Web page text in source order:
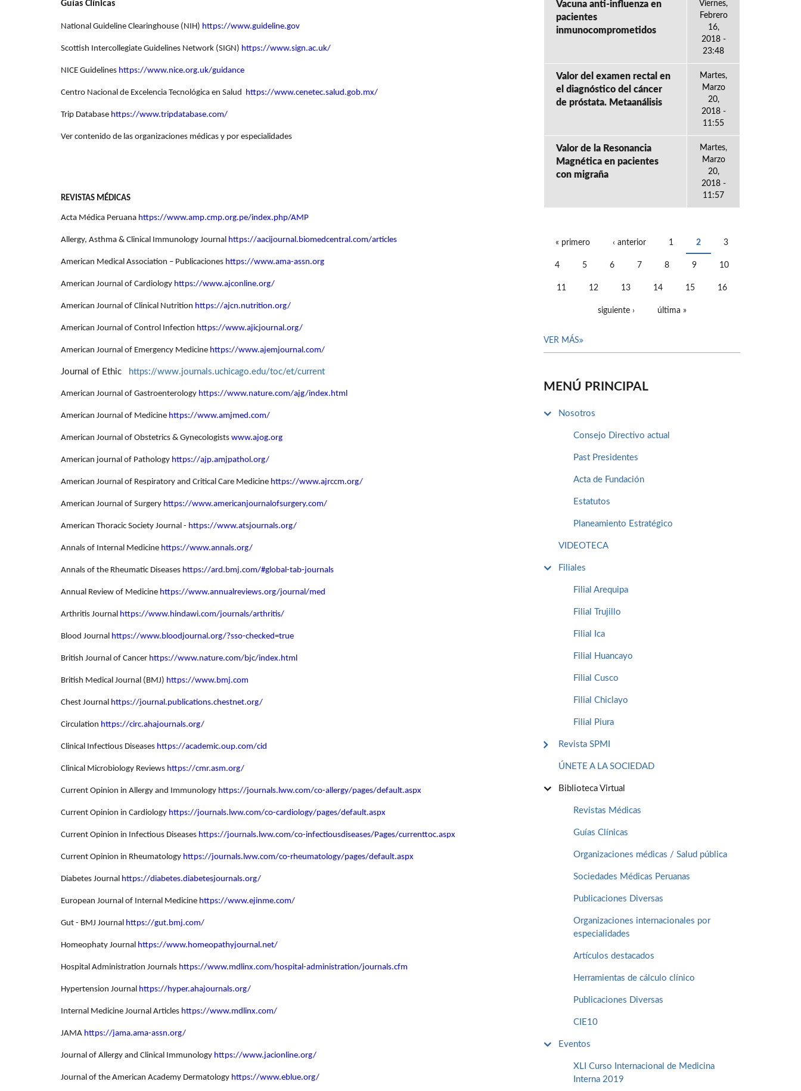
Guías Clínicas
National Guideline Clearinghouse (NIH) https://www.guideline.gov
Scottish Intercollegiate Guidelines Network (SIGN) https://www.sign.ac.uk/
NICE Guidelines https://www.nice.org.uk/guidance
Centro Nacional de Excelencia Tecnológica en Salud https://www.cenetec.salud.gob.mx/
Trip Database https://www.tripdatabase.com/
Ver contenido de las organizaciones médicas y por especialidades
REVISTAS MÉDICAS
Acta Médica Peruana https://www.amp.cmp.org.pe/index.php/AMP
Allergy, Asthma & Clinical Immunology Journal https://aacijournal.biomedcentral.com/articles
American Medical Association – Publicaciones https://www.ama-assn.org
American Journal of Cardiology https://www.ajconline.org/
American Journal of Clinical Nutrition https://ajcn.nutrition.org/
American Journal of Control Infection https://www.ajicjournal.org/
American Journal of Emergency Medicine https://www.ajemjournal.com/
Journal of Ethic https://www.journals.uchicago.edu/toc/et/current
American Journal of Gastroenterology https://www.nature.com/ajg/index.html
American Journal of Medicine https://www.amjmed.com/
American Journal of Obstetrics & Gynecologists www.ajog.org
American journal of Pathology https://ajp.amjpathol.org/
American Journal of Respiratory and Critical Care Medicine https://www.ajrccm.org/
American Journal of Surgery https://www.americanjournalofsurgery.com/
American Thoracic Society Journal - https://www.atsjournals.org/
Annals of Internal Medicine https://www.annals.org/
Annals of the Rheumatic Diseases https://ard.bmj.com/#global-tab-journals
Annual Review of Medicine https://www.annualreviews.org/journal/med
Arthritis Journal https://www.hindawi.com/journals/arthritis/
Blood Journal https://www.bloodjournal.org/?sso-checked=true
British Journal of Cancer https://www.nature.com/bjc/index.html
British Medical Journal (BMJ) https://www.bmj.com
Chest Journal https://journal.publications.chestnet.org/
Circulation https://circ.ahajournals.org/
Clinical Infectious Diseases https://academic.oup.com/cid
Clinical Microbiology Reviews https://cmr.asm.org/
Current Opinion in Allergy and Immunology https://journals.lww.com/co-allergy/pages/default.aspx
Current Opinion in Cardiology https://journals.lww.com/co-cardiology/pages/default.aspx
Current Opinion in Infectious Diseases https://journals.lww.com/co-infectiousdiseases/Pages/currenttoc.aspx
Current Opinion in Rheumatology https://journals.lww.com/co-rheumatology/pages/default.aspx
Diabetes Journal https://diabetes.diabetesjournals.org/
European Journal of Internal Medicine https://www.ejinme.com/
Gut - BMJ Journal https://gut.bmj.com/
Homeophaty Journal https://www.homeopathyjournal.net/
Hospital Administration Journals https://www.mdlinx.com/hospital-administration/journals.cfm
Hypertension Journal https://hyper.ahajournals.org/
Internal Medicine Journal Articles https://www.mdlinx.com/
JAMA https://jama.ama-assn.org/
Journal of Allergy and Clinical Immunology https://www.jacionline.org/
Journal of the American Academy Dermatology https://www.eblue.org/
Vacuna anti-influenza en
pacientes
inmunocomprometidos
Viernes,
Febrero
16,
2018 -
23:48
Valor del examen rectal en
el diagnóstico del cáncer
de próstata. Metaanálisis
Martes,
Marzo
20,
2018 -
11:55
Valor de la Resonancia
Magnética en pacientes
con migraña
Martes,
Marzo
20,
2018 -
11:57
« primero ‹ anterior 1 2 3
4 5 6 7 8 9 10
11 12 13 14 15 16
siguiente › última »
VER MÁS
MENÚ PRINCIPAL
Nosotros
Consejo Directivo actual
Past Presidentes
Acta de Fundación
Estatutos
Planeamiento Estratégico
VIDEOTECA
Filiales
Filial Arequipa
Filial Trujillo
Filial Ica
Filial Huancayo
Filial Cusco
Filial Chiclayo
Filial Piura
Revista SPMI
ÚNETE A LA SOCIEDAD
Biblioteca Virtual
Revistas Médicas
Guías Clínicas
Organizaciones médicas / Salud pública
Sociedades Médicas Peruanas
Publicaciones Diversas
Organizaciones internacionales por
especialidades
Artículos destacados
Herramientas de cálculo clínico
Publicaciones Diversas
CIE10
Eventos
XLI Curso Internacional de Medicina
Interna 2019